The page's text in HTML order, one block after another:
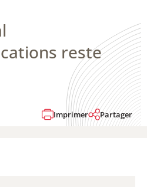
reste
Imprimer Partager